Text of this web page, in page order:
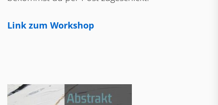
Link zum Workshop